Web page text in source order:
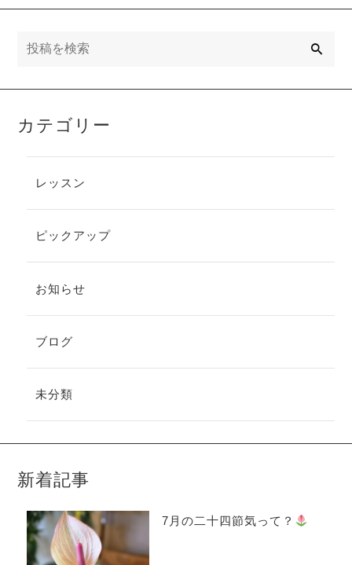
べ
カテゴリー
レッスン
ピックアップ
お知らせ
ブログ
未分類
新着記事
7月の二十四節気って？